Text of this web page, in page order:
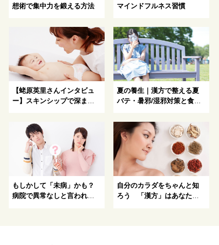
想術で集中力を鍛える方法
マインドフルネス習慣
【蛯原英里さんインタビュ
ー】スキンシップで深まる
夏の養生｜漢方で整える夏
バテ・暑邪/湿邪対策と食
もしかして「未病」かも？
病院で異常なしと言われた
自分のカラダをちゃんと知
ろう 「漢方」はあなたの